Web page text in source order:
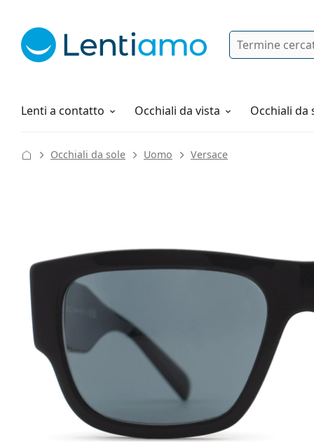
Ricerca
Lenti a contatto
Soluzioni Occhiali da vista Occhiali da
Tutto sugli acquisti
Occhiali da sole Uomo Versace
Larghezza montatura
40 mm
Altezza lente
56 mm
Diametro lente (Calibro)
Diametro
lente